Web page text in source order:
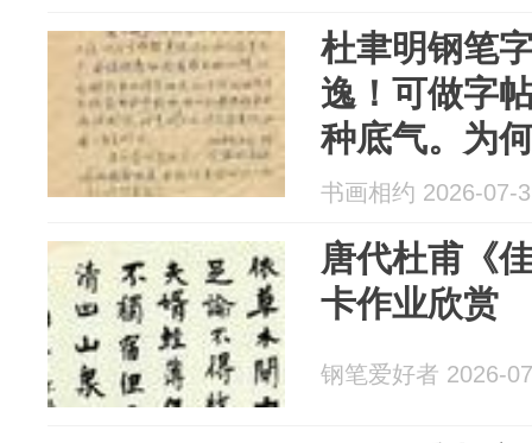
杜聿明钢笔
逸！可做字
种底气。为
没有大师？
书画相约 2026-07-
唐代杜甫《
卡作业欣赏
钢笔爱好者 2026-